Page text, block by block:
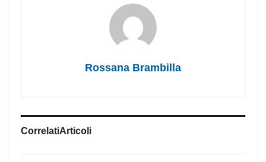
Rossana Brambilla
CorrelatiArticoli